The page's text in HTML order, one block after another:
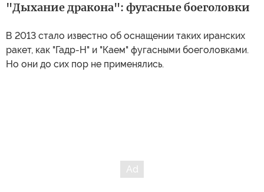
"Дыхание дракона": фугасные боеголовки
В 2013 стало известно об оснащении таких иранских
ракет, как "Гадр-H" и "Каем" фугасными боеголовками.
Но они до сих пор не применялись.